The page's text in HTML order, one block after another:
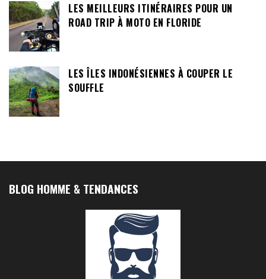
LES MEILLEURS ITINÉRAIRES POUR UN
ROAD TRIP À MOTO EN FLORIDE
LES ÎLES INDONÉSIENNES À COUPER LE
SOUFFLE
BLOG HOMME & TENDANCES